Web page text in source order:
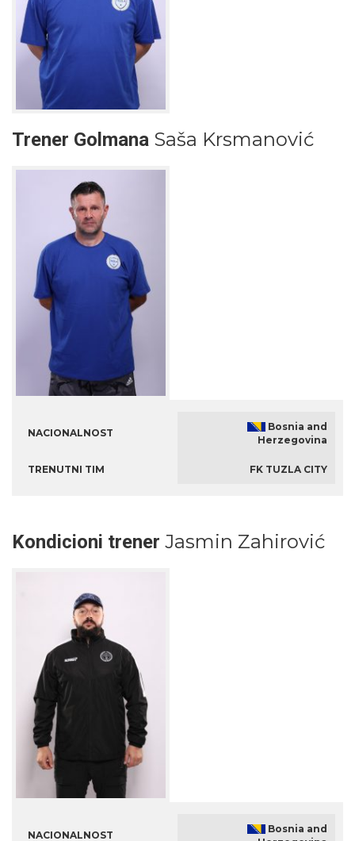
Trener Golmana Saša Krsmanović
NACIONALNOST
Bosnia and
Herzegovina
TRENUTNI TIM FK TUZLA CITY
Kondicioni trener Jasmin Zahirović
NACIONALNOST
Bosnia and